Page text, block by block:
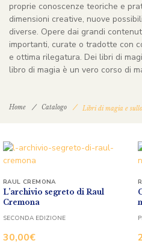
proprie conoscenze teoriche e
dimensioni creative, nuove
diverse. Opere dai grandi
importanti, curate o tradotte con
e ottima rilegatura. Dei libri di
libro di magia è un vero corso di
Home Catalogo Libri di magia e
L’archivio segreto di Raul
Cremona
30,00€
RAUL CREMONA
SECONDA EDIZIONE